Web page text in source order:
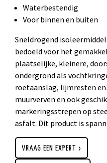
Waterbestendig
Voor binnen en buiten
Sneldrogend
bedoeld voor het
plaatselijke, kleinere,
ondergrond als
roetaanslag, lijmresten
muurverven en ook
markeringsstrepen op
asfalt. Dit product is
VRAAG EEN EXPERT